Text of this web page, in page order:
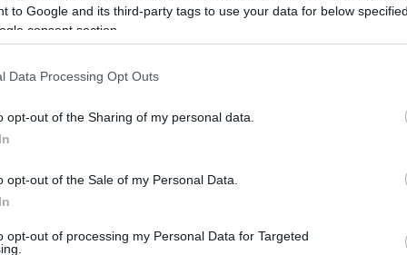
to Google and its third-party tags to use your data for below
consent section.
Data Processing Opt Outs
opt-out of the Sharing of my personal data.
opt-out of the Sale of my Personal Data.
opt-out of processing my Personal Data for Targeted
nehézfiú a nyakláncaival és gyűrűivel igazi
legjobb blues-zenészeként tartják számon. Szintén komoly
Fulvio Feliciano lesz, aki a most basszusgitárosként is
és jellegzetes arctetoválásával a hét évvel korábbi
tőlük. A magyar fellépők sem maradnak ki a
a sokszor legjobb gitárosnak választott Tátrai Tiborral, a kiváló
és az énekes-gitáros Jamie Winchesterrel. A zenekar tagjai
meg dalaikkal.Kiemelendő a Varga János Project & Sturcz
a Sonia & The Soulbreakers. Sonia Zambrano a perui
és a trió masszív hangszerelésre építi